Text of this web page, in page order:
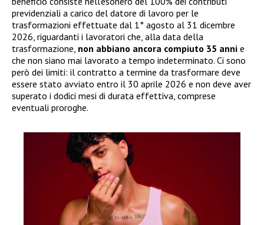
previdenziali a carico del datore di lavoro per le
trasformazioni effettuate dal 1° agosto al 31 dicembre
2026, riguardanti i lavoratori che, alla data della
trasformazione, non abbiano ancora compiuto 35 anni e
che non siano mai lavorato a tempo indeterminato. Ci sono
però dei limiti: il contratto a termine da trasformare deve
essere stato avviato entro il 30 aprile 2026 e non deve aver
superato i dodici mesi di durata effettiva, comprese
eventuali proroghe.